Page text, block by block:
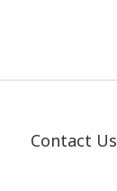
Contact Us